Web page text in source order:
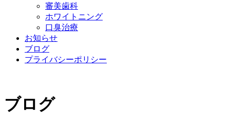
審美歯科
ホワイトニング
口臭治療
お知らせ
ブログ
プライバシーポリシー
ブログ